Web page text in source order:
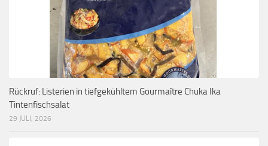
Rückruf: Listerien in tiefgekühltem Gourmaître Chuka Ika
Tintenfischsalat
29 JULI, 2026